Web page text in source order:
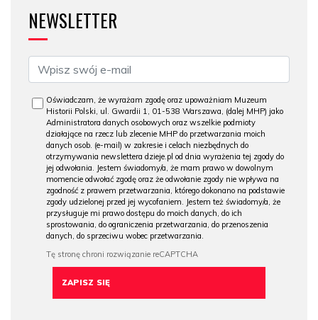
NEWSLETTER
Oświadczam, że wyrażam zgodę oraz upoważniam Muzeum
Historii Polski, ul. Gwardii 1, 01-538 Warszawa, (dalej MHP) jako
Administratora danych osobowych oraz wszelkie podmioty
działające na rzecz lub zlecenie MHP do przetwarzania moich
danych osob. (e-mail) w zakresie i celach niezbędnych do
otrzymywania newslettera dzieje.pl od dnia wyrażenia tej zgody do
jej odwołania. Jestem świadomy/a, że mam prawo w dowolnym
momencie odwołać zgodę oraz że odwołanie zgody nie wpływa na
zgodność z prawem przetwarzania, którego dokonano na podstawie
zgody udzielonej przed jej wycofaniem. Jestem też świadomy/a, że
przysługuje mi prawo dostępu do moich danych, do ich
sprostowania, do ograniczenia przetwarzania, do przenoszenia
danych, do sprzeciwu wobec przetwarzania.